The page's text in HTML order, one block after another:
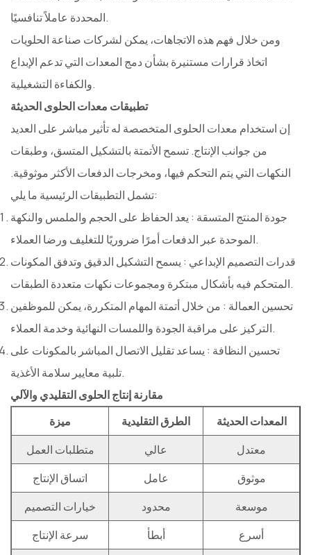
المحددة عاملاً تنافسيًا.
ومن خلال فهم هذه الاتجاهات، يمكن لشركات صناعة الحلويات
اتخاذ قرارات مستنيرة بشأن دمج المعدات التي تدعم الإبداع
والكفاءة التشغيلية.
تطبيقات معدات الحلوى الحديثة
إن استخدام معدات الحلوى المتخصصة له تأثير مباشر على العديد
من جوانب الإنتاج. تسمح الأتمتة بالتشكيل المتسق، وطبقات
النكهات التي يتم التحكم فيها، ومخرجات الدفعات الأكثر موثوقية.
تشمل التطبيقات الرئيسية ما يلي:
جودة المنتج المتسقة : يعد الحفاظ على الحجم والملمس والنكهة
الموحدة عبر الدفعات أمرًا ضروريًا للتغليف ورضا العملاء.
قدرات التصميم الإبداعي : يسمح التشكيل الدقيق وتدفق المكونات
المتحكم فيه بأشكال مبتكرة ومجموعات نكهات متعددة الطبقات.
تحسين العمالة : من خلال أتمتة المهام المتكررة، يمكن للموظفين
التركيز على مراقبة الجودة واللمسات النهائية وخدمة العملاء.
تحسين النظافة : يساعد تقليل الاتصال المباشر بالمكونات على
تلبية معايير سلامة الأغذية.
مقارنة إنتاج الحلوى التقليدي والآلي
ميزة
الطرق التقليدية المعدات الحديثة
متطلبات العمل عالي
معتدل
اتساق الإنتاج
عامل
موثوق
خيارات التصميم
محدود
موسعة
سرعة الإنتاج
أبطأ
أسرع